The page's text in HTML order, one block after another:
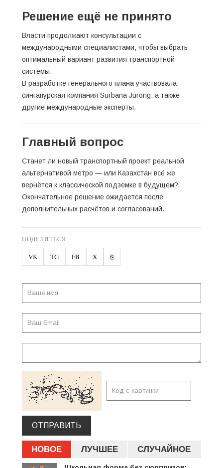
Решение ещё не принято
Власти продолжают консультации с
международными специалистами, чтобы выбрать
оптимальный вариант развития транспортной
системы.
В разработке генерального плана участвовала
сингапурская компания Surbana Jurong, а также
другие международные эксперты.
Главный вопрос
Станет ли новый транспортный проект реальной
альтернативой метро — или Казахстан всё же
вернётся к классической подземке в будущем?
Окончательное решение ожидается после
дополнительных расчётов и согласований.
ПОДЕЛИТЬСЯ
VK TG FB X ⎘
ОТПРАВИТЬ
НОВОЕ ЛУЧШЕЕ СЛУЧАЙНОЕ